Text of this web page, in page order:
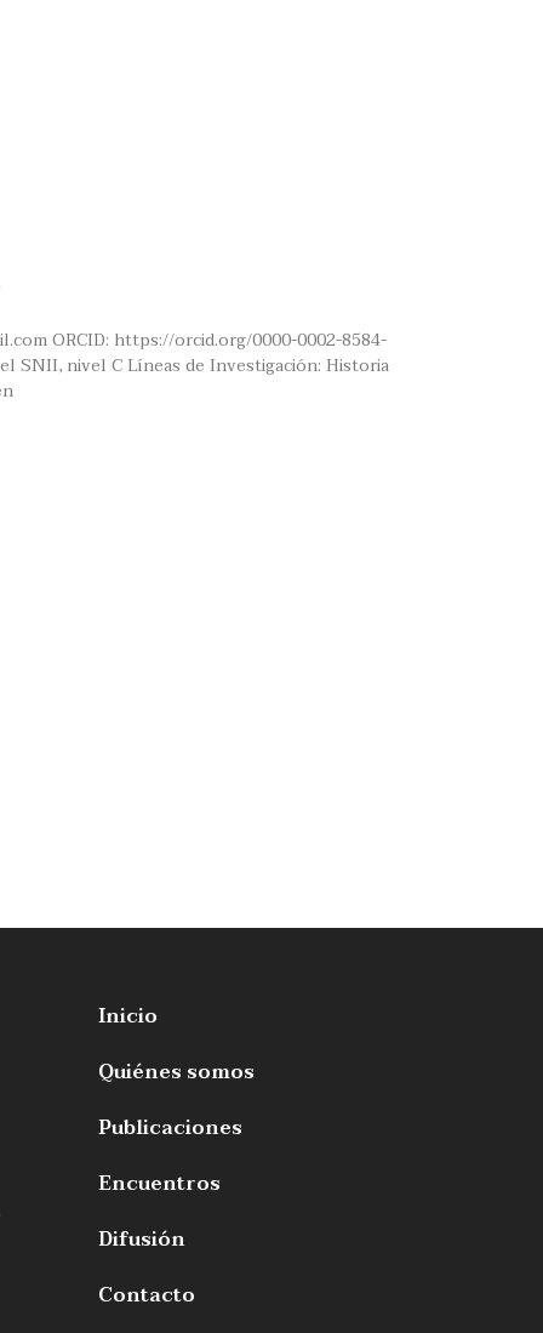
ORCID: https://orcid.org/0000-0002-8584-
SNII, nivel C Líneas de Investigación: Historia
Inicio
Quiénes somos
Publicaciones
Encuentros
Difusión
Contacto